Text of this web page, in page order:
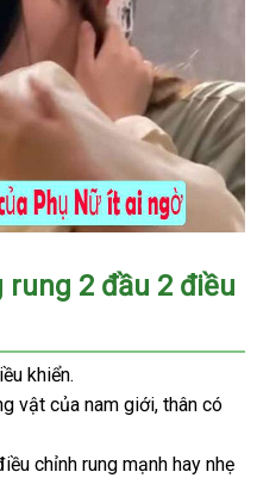
2 đầu 2 điều
khiển.
vật của nam giới, thân có
chỉnh rung mạnh hay nhẹ